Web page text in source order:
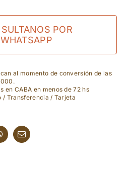
POR
WHATSAPP
al momento de conversión de las
en CABA en menos de 72 hs
/ Transferencia / Tarjeta